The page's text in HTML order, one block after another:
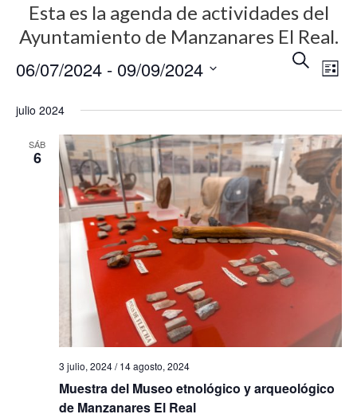
Esta es la agenda de actividades del
Ayuntamiento de Manzanares El Real.
N
v
e
g
a
c
i
ó
d
e
B
R
N
a
v
e
g
a
c
i
ó
n
e
v
s
L
A
06/07/2024 - 09/09/2024
julio 2024
SÁB
6
3 julio, 2024/14 agosto, 2024
Muestra del Museo etnológico y arqueológico
de Manzanares El Real